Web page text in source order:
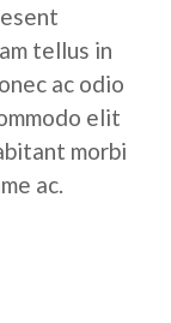
tellus in
ac odio
elit
morbi
ac.